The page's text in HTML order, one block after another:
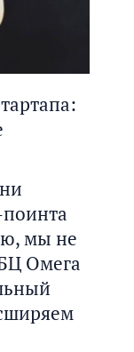
мы не
Омега